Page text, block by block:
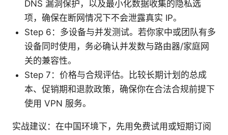
DNS 漏洞保护，以及最小化数据收集的隐私选
项，确保在断网情况下不会泄露真实 IP。
Step 6：多设备与并发测试。若你家中或团队有多
设备同时使用，务必确认并发数与路由器/家庭网
关的兼容性。
Step 7：价格与合规评估。比较长期计划的总成
本、促销期和退款政策，确保你在合法合规前提下
使用 VPN 服务。
实战建议：在中国环境下，先用免费试用或短期订阅